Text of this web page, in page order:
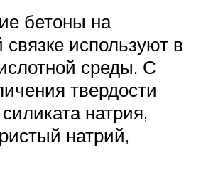
бетоны на
связке используют в
среды. С
твердости
натрия,
натрий,